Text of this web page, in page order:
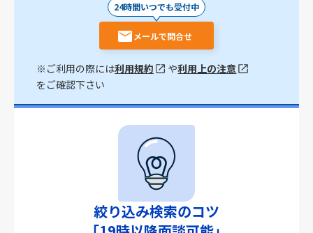
24時間いつでも受付中
メールで問合せ
※ご利用の際には利用規約 や利用上の注意
をご確認下さい
絞り込み検索のコツ